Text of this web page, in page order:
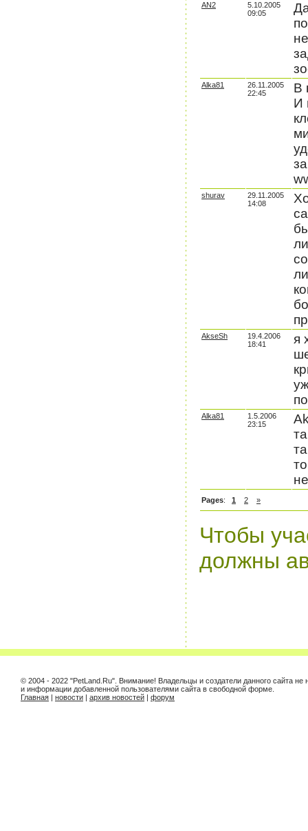
AN2
5.10.2005
09:05
Alka81
26.11.2005
22:45
В
И
shurav
29.11.2005
14:08
AkseSh
19.4.2006
18:41
я
Alka81
1.5.2006
23:15
Pages: 1 2 »
Чтобы
должны
© 2004 - 2022 "PetLand.Ru". Внимание! Владельцы и создатели данного сайта
и информации добавленной пользователями сайта в свободной форме.
Главная | новости | архив новостей | форум